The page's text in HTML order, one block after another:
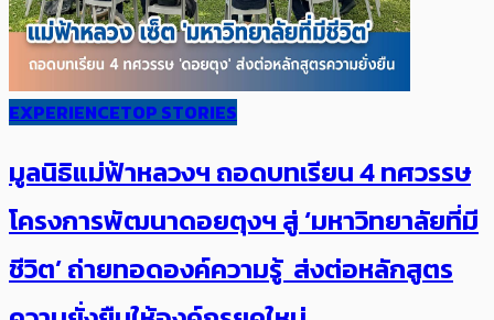
EXPERIENCETOP STORIES
มูลนิธิแม่ฟ้าหลวงฯ ถอดบทเรียน 4 ทศวรรษ
โครงการพัฒนาดอยตุงฯ สู่ ‘มหาวิทยาลัยที่มี
ชีวิต’ ถ่ายทอดองค์ความรู้ ส่งต่อหลักสูตร